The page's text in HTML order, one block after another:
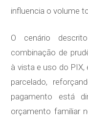
influencia o volume
O cenário
combinação de
à vista e uso do
parcelado,
pagamento está
orçamento familiar